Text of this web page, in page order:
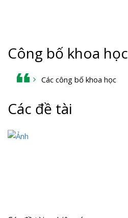
Công bố khoa học
Các công bố khoa học
Các đề tài